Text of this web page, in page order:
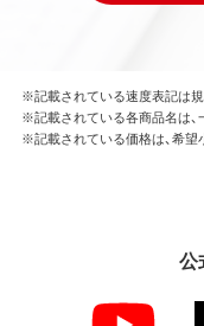
※記載されている速度表記は規
※記載されている各商品名は、
※記載されている価格は、希望
公